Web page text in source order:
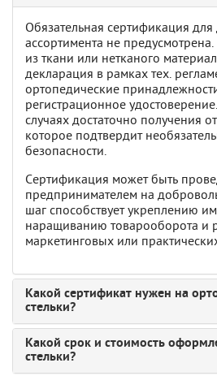
Обязательная сертификация для
ассортимента не
из ткани или нетканого
декларация в рамках тех.
ортопедические
регистрационное
случаях достаточно получения
которое подтвердит
безопасности.
Сертификация может быть
предпринимателем на
шаг способствует укреплению
наращиванию товарооборота
маркетинговых или
Какой сертификат нужен на
стельки?
Какой срок и стоимость
стельки?